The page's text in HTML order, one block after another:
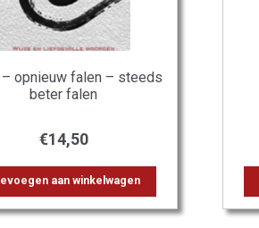
– opnieuw falen – steeds
beter falen
€14,50
aan winkelwagen